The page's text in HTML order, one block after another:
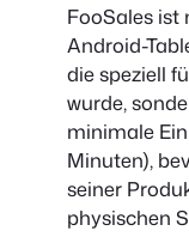
FooSales ist
Android-
die speziell
wurde,
minimale
Minuten),
seiner
physischen